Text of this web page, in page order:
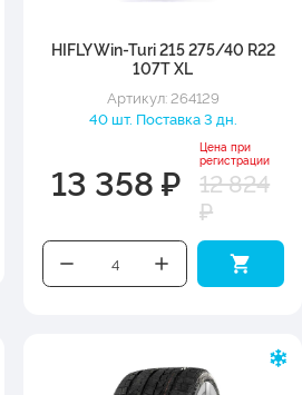
HIFLY Win-Turi 215 275/40 R22
107T XL
Артикул: 264129
40 шт. Поставка 3 дн.
13 358 ₽
Цена при
регистрации
12 824
₽